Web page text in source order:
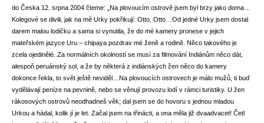
do Česka 12. srpna 2004 čteme: „Na plovoucím ostrově jsem byl brzy jako doma…
Kolegové se divili, jak na mě Urky pokřikují: Otto, Otto…Od jedné Urky jsem dostal
darem malou lodičku a sama si vynutila, že do mé kamery pronese v jejich
mateřském jazyce Uru – chipaya pozdrav mé ženě a rodině. Něco takového je
zcela ojedinělé. Za normálních okolností se musí za filmování Indiánům něco dát,
alespoň peruánský sol, a že by některá z indiánských žen něco do kamery
dokonce řekla, to svět ještě neviděl…Na plovoucích ostrovech je málo mužů, ti buď
vydělávají peníze na pevnině, nebo se věnují provozu lodí v rámci turistiky. U žen
rákosových ostrovů neodhadneš věk; dal jsem se do hovoru s jednou mladou
Urkou a hádal, kolik jí je let. Začal jsem na třinácti, a ona měla již dvaadvacet! Četl